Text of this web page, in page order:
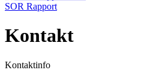
SOR Rapport
Kontakt
Kontaktinfo